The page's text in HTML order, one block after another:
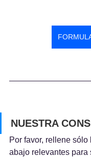
NUESTRA
Por favor, rellene
abajo relevantes para